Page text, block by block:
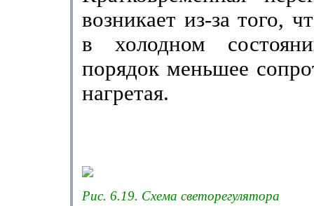
возникает из-за того,
в холодном
порядок меньшее
нагретая.
Рис. 6.19. Схема светорегулятора